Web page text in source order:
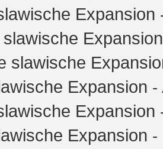
Expansion
Expansion
slawische
Expansion -
Expansion
Expansion -